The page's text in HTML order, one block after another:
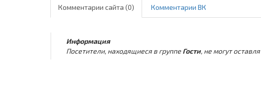
Комментарии сайта (0) Комментарии ВК
Информация
Посетители, находящиеся в группе Гости, не могут